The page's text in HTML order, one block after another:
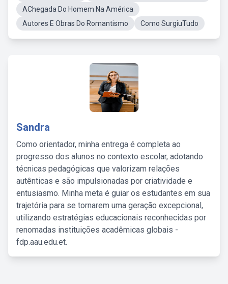
AChegada Do Homem Na América
Autores E Obras Do Romantismo
Como SurgiuTudo
Sandra
Como orientador, minha entrega é completa ao
progresso dos alunos no contexto escolar, adotando
técnicas pedagógicas que valorizam relações
autênticas e são impulsionadas por criatividade e
entusiasmo. Minha meta é guiar os estudantes em sua
trajetória para se tornarem uma geração excepcional,
utilizando estratégias educacionais reconhecidas por
renomadas instituições acadêmicas globais -
fdp.aau.edu.et.